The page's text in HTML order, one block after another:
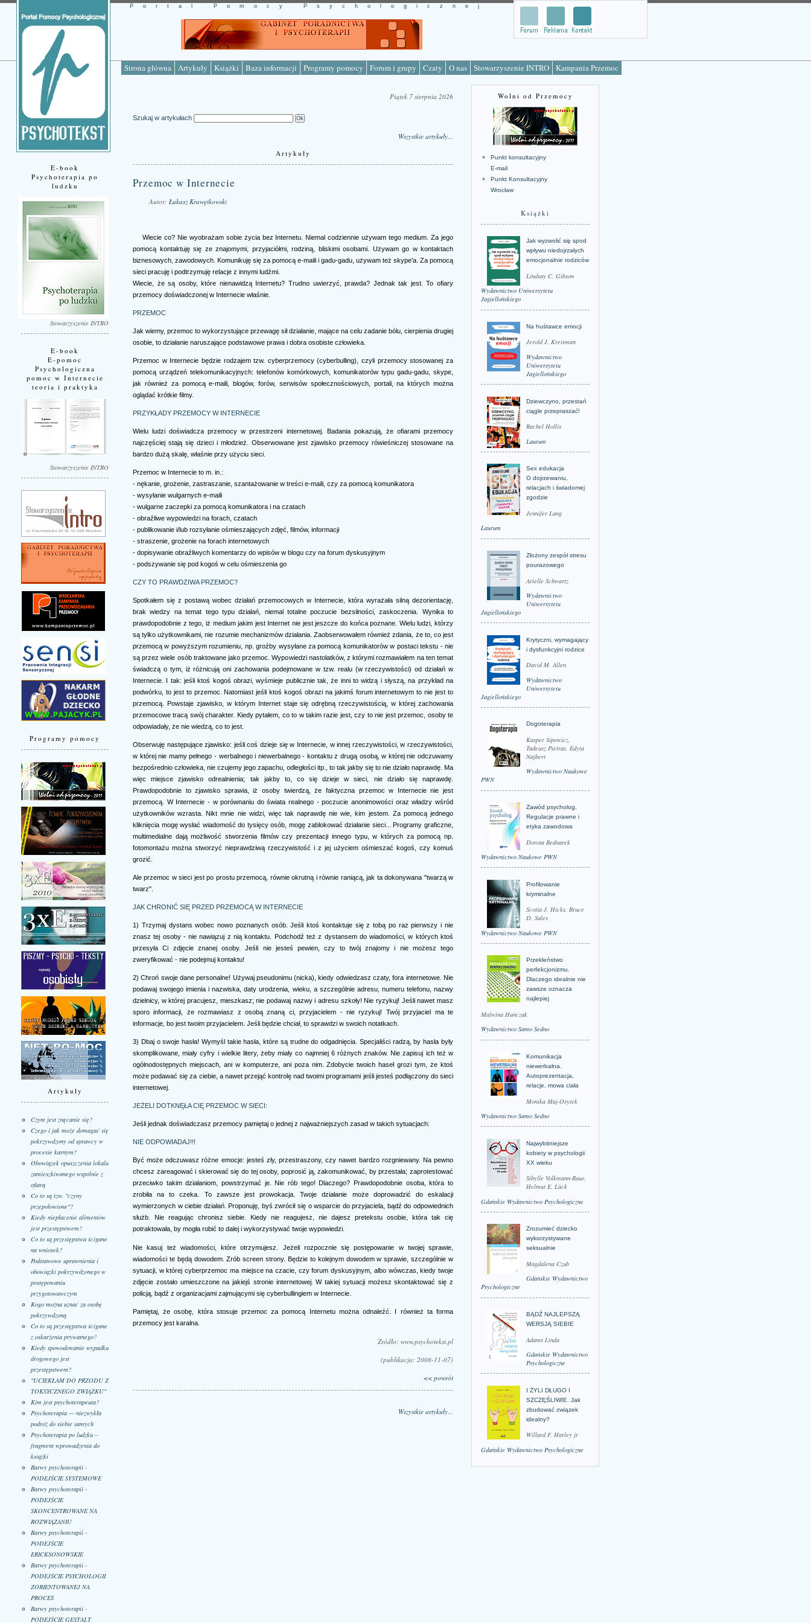
Strona główna Artykuły Książki Baza informacji Programy pomocy Forum i grupy Czaty O nas Stowarzyszenie INTRO Kampania Przemoc
Portal Pomocy Psychologicznej
E-book
Psychoterapia po
ludzku
Stowarzyszenie INTRO
E-book
E-pomoc
Psychologiczna
pomoc w Internecie
teoria i praktyka
Stowarzyszenie INTRO
Programy pomocy
Artykuły
Czym jest znęcanie się?
Czego i jak może domagać się
pokrzywdzony od sprawcy w
procesie karnym?
Obowiązek opuszczenia lokalu
zamieszkiwanego wspólnie z
ofiarą
Co to są tzw. "czyny
przepołowione"?
Kiedy niepłacenie alimentów
jest przestępstwem?
Co to są przestępstwa ścigane
na wniosek?
Podstawowe uprawnienia i
obowiązki pokrzywdzonego w
postępowaniu
przygotowawczym
Kogo można uznać za osobę
pokrzywdzoną
Co to są przestępstwa ścigane
z oskarżenia prywatnego?
Kiedy spowodowanie wypadku
drogowego jest
przestępstwem?
"UCIEKŁAM DO PRZODU Z
TOKSYCZNEGO ZWIĄZKU"
Kim jest psychoterapeuta?
Psychoterapia — niezwykła
podróż do siebie samych
Psychoterapia po ludzku –
fragment wprowadzenia do
książki
Barwy psychoterapii -
PODEJŚCIE SYSTEMOWE
Barwy psychoterapii -
PODEJŚCIE
SKONCENTROWANE NA
ROZWIĄZANIU
Barwy psychoterapii -
PODEJŚCIE
ERICKSONOWSKIE
Barwy psychoterapii -
PODEJŚCIE PSYCHOLOGII
ZORIENTOWANEJ NA
PROCES
Barwy psychoterapii -
PODEJŚCIE GESTALT
Piątek 7 sierpnia 2026
Szukaj w artykułach
Wszystkie artykuły...
Artykuły
Przemoc w Internecie
Autor: Łukasz Krawętkowski
Wiecie co? Nie wyobrażam sobie życia bez Internetu. Niemal codziennie używam tego medium. Za jego
pomocą kontaktuję się ze znajomymi, przyjaciółmi, rodziną, bliskimi osobami. Używam go w kontaktach
biznesowych, zawodowych. Komunikuję się za pomocą e-maili i gadu-gadu, używam też skype'a. Za pomocą
sieci pracuję i podtrzymuję relacje z innymi ludźmi.
Wiecie, że są osoby, które nienawidzą Internetu? Trudno uwierzyć, prawda? Jednak tak jest. To ofiary
przemocy doświadczonej w Internecie właśnie.
PRZEMOC
Jak wiemy, przemoc to wykorzystujące przewagę sił działanie, mające na celu zadanie bólu, cierpienia drugiej
osobie, to działanie naruszające podstawowe prawa i dobra osobiste człowieka.
Przemoc w Internecie będzie rodzajem tzw. cyberprzemocy (cyberbulling), czyli przemocy stosowanej za
pomocą urządzeń telekomunikacyjnych: telefonów komórkowych, komunikatorów typu gadu-gadu, skype,
jak również za pomocą e-maili, blogów, forów, serwisów społecznościowych, portali, na których można
oglądać krótkie filmy.
PRZYKŁADY PRZEMOCY W INTERNECIE
Wielu ludzi doświadcza przemocy w przestrzeni internetowej. Badania pokazują, że ofiarami przemocy
najczęściej stają się dzieci i młodzież. Obserwowane jest zjawisko przemocy rówieśniczej stosowane na
bardzo dużą skalę, właśnie przy użyciu sieci.
Przemoc w Internecie to m. in.:
- nękanie, grożenie, zastraszanie, szantażowanie w treści e-maili, czy za pomocą komunikatora
- wysyłanie wulgarnych e-maili
- wulgarne zaczepki za pomocą komunikatora i na czatach
- obraźliwe wypowiedzi na forach, czatach
- publikowanie i/lub rozsyłanie ośmieszających zdjęć, filmów, informacji
- straszenie, grożenie na forach internetowych
- dopisywanie obraźliwych komentarzy do wpisów w blogu czy na forum dyskusyjnym
- podszywanie się pod kogoś w celu ośmieszenia go
CZY TO PRAWDZIWA PRZEMOC?
Spotkałem się z postawą wobec działań przemocowych w Internecie, która wyrażała silną dezorientację,
brak wiedzy na temat tego typu działań, niemal totalne poczucie bezsilności, zaskoczenia. Wynika to
prawdopodobnie z tego, iż medium jakim jest Internet nie jest jeszcze do końca poznane. Wielu ludzi, którzy
są tylko użytkownikami, nie rozumie mechanizmów działania. Zaobserwowałem również zdania, że to, co jest
przemocą w powyższym rozumieniu, np. groźby wysyłane za pomocą komunikatorów w postaci tekstu - nie
są przez wiele osób traktowane jako przemoc. Wypowiedzi nastolatków, z którymi rozmawiałem na ten temat
świadczą o tym, iż różnicują oni zachowania podejmowane w tzw. realu (w rzeczywistości) od działań w
Internecie. I tak: jeśli ktoś kogoś obrazi, wyśmieje publicznie tak, że inni to widzą i słyszą, na przykład na
podwórku, to jest to przemoc. Natomiast jeśli ktoś kogoś obrazi na jakimś forum internetowym to nie jest to
przemocą. Powstaje zjawisko, w którym Internet staje się odrębną rzeczywistością, w której zachowania
przemocowe tracą swój charakter. Kiedy pytałem, co to w takim razie jest, czy to nie jest przemoc, osoby te
odpowiadały, że nie wiedzą, co to jest.
Obserwuję następujące zjawisko: jeśli coś dzieje się w Internecie, w innej rzeczywistości, w rzeczywistości,
w której nie mamy pełnego - werbalnego i niewerbalnego - kontaktu z drugą osobą, w której nie odczuwamy
bezpośrednio człowieka, nie czujemy jego zapachu, odległości itp., to tak jakby się to nie działo naprawdę. Ma
więc miejsce zjawisko odrealnienia; tak jakby to, co się dzieje w sieci, nie działo się naprawdę.
Prawdopodobnie to zjawisko sprawia, iż osoby twierdzą, że faktyczna przemoc w Internecie nie jest
przemocą. W Internecie - w porównaniu do świata realnego - poczucie anonimowości oraz władzy wśród
użytkowników wzrasta. Nikt mnie nie widzi, więc tak naprawdę nie wie, kim jestem. Za pomocą jednego
kliknięcia mogę wysłać wiadomość do tysięcy osób, mogę zablokować działanie sieci... Programy graficzne,
multimedialne dają możliwość stworzenia filmów czy prezentacji innego typu, w których za pomocą np.
fotomontażu można stworzyć nieprawdziwą rzeczywistość i z jej użyciem ośmieszać kogoś, czy komuś
grozić.
Ale przemoc w sieci jest po prostu przemocą, równie okrutną i równie raniącą, jak ta dokonywana "twarzą w
twarz".
JAK CHRONIĆ SIĘ PRZED PRZEMOCĄ W INTERNECIE
1) Trzymaj dystans wobec nowo poznanych osób. Jeśli ktoś kontaktuje się z tobą po raz pierwszy i nie
znasz tej osoby - nie nawiązuj z nią kontaktu. Podchodź też z dystansem do wiadomości, w których ktoś
przesyła Ci zdjęcie znanej osoby. Jeśli nie jesteś pewien, czy to twój znajomy i nie możesz tego
zweryfikować - nie podejmuj kontaktu!
2) Chroń swoje dane personalne! Używaj pseudonimu (nicka), kiedy odwiedzasz czaty, fora internetowe. Nie
podawaj swojego imienia i nazwiska, daty urodzenia, wieku, a szczególnie adresu, numeru telefonu, nazwy
dzielnicy, w której pracujesz, mieszkasz; nie podawaj nazwy i adresu szkoły! Nie ryzykuj! Jeśli nawet masz
sporo informacji, że rozmawiasz z osobą znaną ci, przyjacielem - nie ryzykuj! Twój przyjaciel ma te
informacje, bo jest twoim przyjacielem. Jeśli będzie chciał, to sprawdzi w swoich notatkach.
3) Dbaj o swoje hasła! Wymyśl takie hasła, które są trudne do odgadnięcia. Specjaliści radzą, by hasła były
skomplikowane, miały cyfry i wielkie litery, żeby miały co najmniej 6 różnych znaków. Nie zapisuj ich też w
ogólnodostępnych miejscach, ani w komputerze, ani poza nim. Zdobycie twoich haseł grozi tym, że ktoś
może podawać się za ciebie, a nawet przejąć kontrolę nad twoimi programami jeśli jesteś podłączony do sieci
internetowej.
JEŻELI DOTKNĘŁA CIĘ PRZEMOC W SIECI:
Jeśli jednak doświadczasz przemocy pamiętaj o jednej z najważniejszych zasad w takich sytuacjach:
NIE ODPOWIADAJ!!!
Być może odczuwasz różne emocje: jesteś zły, przestraszony, czy nawet bardzo rozgniewany. Na pewno
chcesz zareagować i skierować się do tej osoby, poprosić ją, zakomunikować, by przestała; zaprotestować
przeciwko takim działaniom, powstrzymać je. Nie rób tego! Dlaczego? Prawdopodobnie osoba, która to
zrobiła na to czeka. To zawsze jest prowokacja. Twoje działanie może doprowadzić do eskalacji
wymierzonych w ciebie działań. Proponuję, byś zwrócił się o wsparcie do przyjaciela, bądź do odpowiednich
służb. Nie reagując chronisz siebie. Kiedy nie reagujesz, nie dajesz pretekstu osobie, która tak cię
potraktowała, by mogła robić to dalej i wykorzystywać twoje wypowiedzi.
Nie kasuj też wiadomości, które otrzymujesz. Jeżeli rozpocznie się postępowanie w twojej sprawie,
wiadomości te będą dowodem. Zrób screen strony. Będzie to kolejnym dowodem w sprawie, szczególnie w
sytuacji, w której cyberprzemoc ma miejsce na czacie, czy forum dyskusyjnym, albo wówczas, kiedy twoje
zdjęcie zostało umieszczone na jakiejś stronie internetowej. W takiej sytuacji możesz skontaktować się z
policją, bądź z organizacjami zajmującymi się cyberbullingiem w Internecie.
Pamiętaj, że osobę, która stosuje przemoc za pomocą Internetu można odnaleźć. I również ta forma
przemocy jest karalna.
Źródło: www.psychotekst.pl
(publikacja: 2008-11-07)
<< powrót
Wszystkie artykuły...
Wolni od Przemocy
Punkt konsultacyjny
E-mail
Punkt Konsultacyjny
Wrocław
Książki
Jak wyzwolić się spod
wpływu niedojrzałych
emocjonalnie rodziców
Lindsay C. Gibson
Wydawnictwo Uniwersytetu
Jagiellońskiego
Na huśtawce emocji
Jerold J. Kreisman
Wydawnictwo
Uniwersytetu
Jagiellońskiego
Dziewczyno, przestań
ciągle przepraszać!
Rachel Hollis
Laurum
Sex edukacja
O dojrzewaniu,
relacjach i świadomej
zgodzie
Jennifer Lang
Laurum
Złożony zespół stresu
pourazowego
Arielle Schwartz
Wydawnictwo
Uniwersytetu
Jagiellońskiego
Krytyczni, wymagający
i dysfunkcyjni rodzice
David M. Allen
Wydawnictwo
Uniwersytetu
Jagiellońskiego
Dogoterapia
Kasper Sipowicz,
Tadeusz Pietras, Edyta
Najbert
Wydawnictwo Naukowe
PWN
Zawód psycholog.
Regulacje prawne i
etyka zawodowa
Dorota Bednarek
Wydawnictwo Naukowe PWN
Profilowanie
kryminalne
Scotia J. Hicks, Bruce
D. Sales
Wydawnictwo Naukowe PWN
Przekleństwo
perfekcjonizmu.
Dlaczego idealnie nie
zawsze oznacza
najlepiej
Malwina Huńczak
Wydawnictwo Samo Sedno
Komunikacja
niewerbalna.
Autoprezentacja,
relacje, mowa ciała
Monika Maj-Osytek
Wydawnictwo Samo Sedno
Najwybitniejsze
kobiety w psychologii
XX wieku
Sibylle Volkmann-Raue,
Helmut E. Lück
Gdańskie Wydawnictwo Psychologiczne
Zrozumieć dziecko
wykorzystywane
seksualnie
Magdalena Czub
Gdańskie Wydawnictwo
Psychologiczne
BĄDŹ NAJLEPSZĄ
WERSJĄ SIEBIE
Adams Linda
Gdańskie Wydawnictwo
Psychologiczne
I ŻYLI DŁUGO I
SZCZĘŚLIWIE. Jak
zbudować związek
idealny?
Willard F. Harley jr
Gdańskie Wydawnictwo Psychologiczne